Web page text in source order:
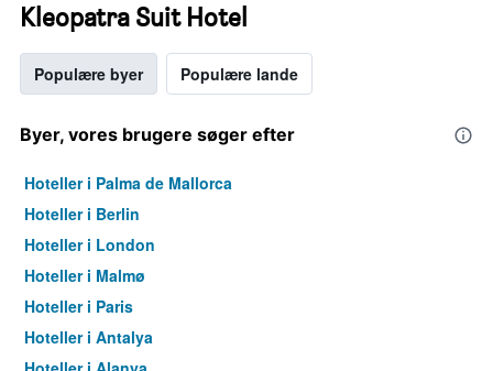
Kleopatra Suit Hotel
Populære byer Populære lande
Byer, vores brugere søger efter
Hoteller i Palma de Mallorca
Hoteller i Berlin
Hoteller i London
Hoteller i Malmø
Hoteller i Paris
Hoteller i Antalya